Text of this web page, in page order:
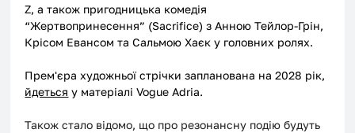
Z, а також пригодницька комедія
“Жертвопринесення” (Sacrifice) з Анною Тейлор-Грін,
Крісом Евансом та Сальмою Хаєк у головних ролях.
Прем'єра художньої стрічки запланована на 2028 рік,
йдеться у матеріалі Vogue Adria.
Також стало відомо, що про резонансну подію будуть